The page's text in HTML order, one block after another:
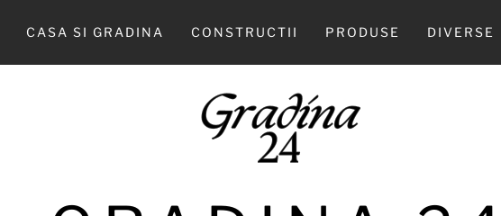
CASA SI GRADINA CONSTRUCTII PRODUSE DIVERSE